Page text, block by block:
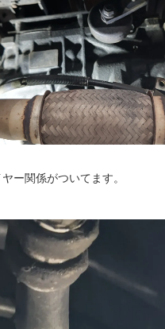
ー関係がついてます。